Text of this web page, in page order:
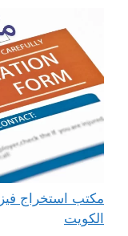
الكويت